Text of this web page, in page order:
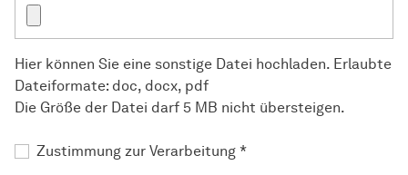
Hier können Sie eine sonstige Datei hochladen. Erlaubte
Dateiformate: doc, docx, pdf
Die Größe der Datei darf 5 MB nicht übersteigen.
Zustimmung zur Verarbeitung *